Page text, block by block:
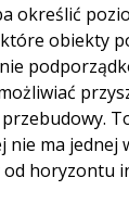
określić
obiekty
ma jednej
od horyzontu